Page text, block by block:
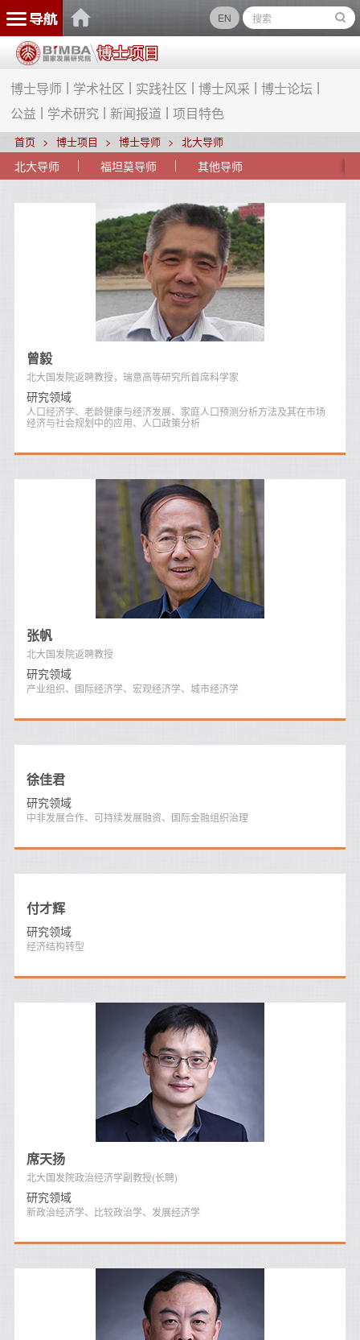
EN
博士导师 学术社区 实践社区 博士风采
博士论坛
公益
学术研究 新闻报道 项目特色
首页 博士项目 博士导师 北大导师
曾毅
北大国发院返聘教授，瑞意高等研究所首席科学家
研究领域
人口经济学、老龄健康与经济发展、家庭人口预测分析方法及其在市场
经济与社会规划中的应用、人口政策分析
张帆
北大国发院返聘教授
研究领域
产业组织、国际经济学、宏观经济学、城市经济学
徐佳君
研究领域
中非发展合作、可持续发展融资、国际金融组织治理
付才辉
研究领域
经济结构转型
席天扬
北大国发院政治经济学副教授(长聘)
研究领域
新政治经济学、比较政治学、发展经济学
北大导师 福坦莫导师 其他导师